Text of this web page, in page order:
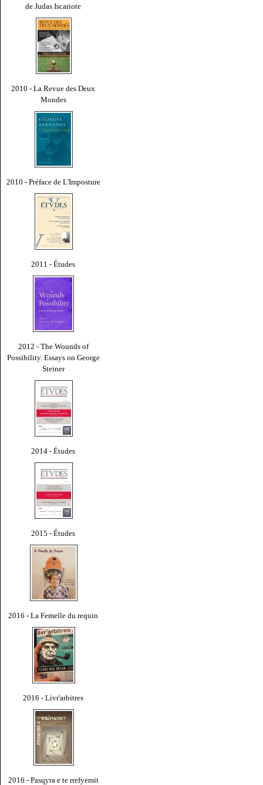
de Judas Iscariote
2010 - La Revue des Deux
Mondes
2010 - Préface de L'Imposture
2011 - Études
2012 - The Wounds of
Possibility. Essays on George
Steiner
2014 - Études
2015 - Études
2016 - La Femelle du requin
2016 - Livr'arbitres
2016 - Pasqyra e te rrefyemit